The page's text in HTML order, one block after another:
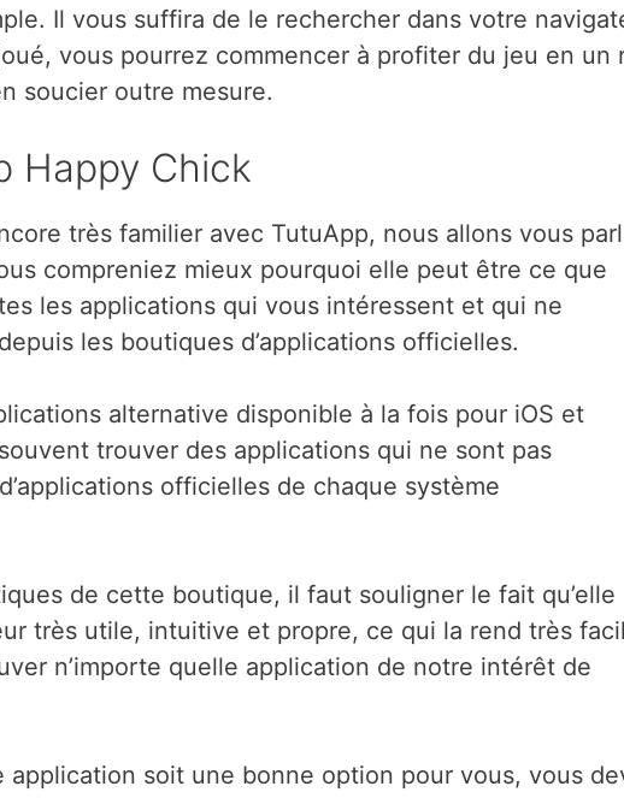
Il vous suffira de le rechercher dans votre
vous pourrez commencer à profiter du jeu en un
soucier outre mesure.
Happy Chick
très familier avec TutuApp, nous allons vous
compreniez mieux pourquoi elle peut être ce que
les applications qui vous intéressent et qui ne
les boutiques d’applications officielles.
alternative disponible à la fois pour iOS et
trouver des applications qui ne sont pas
officielles de chaque système
de cette boutique, il faut souligner le fait qu’elle
très utile, intuitive et propre, ce qui la rend très
n’importe quelle application de notre intérêt de
application soit une bonne option pour vous, vous